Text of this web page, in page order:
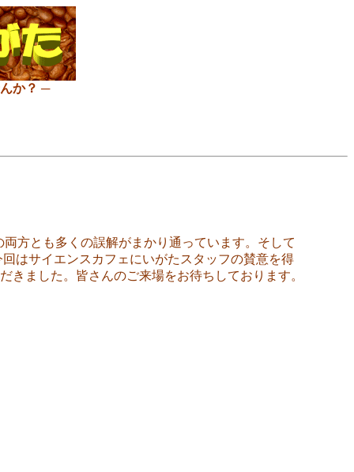
か？ ─
方とも多くの誤解がまかり通っています。そして
はサイエンスカフェにいがたスタッフの賛意を得
ました。皆さんのご来場をお待ちしております。